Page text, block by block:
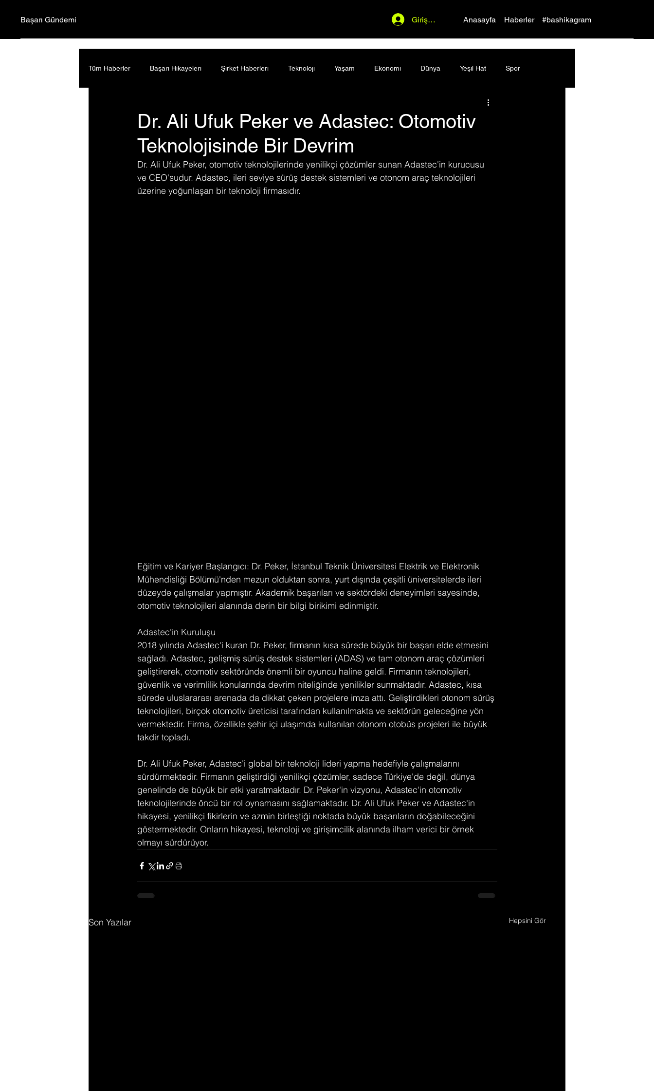
Başarı Gündemi Anasayfa Haberler #bashikagram
Giriş Yap
Tüm Haberler Başarı Hikayeleri Şirket Haberleri Teknoloji Yaşam Ekonomi Dünya Yeşil Hat Spor
Dr. Ali Ufuk Peker ve Adastec: Otomotiv
Teknolojisinde Bir Devrim
Dr. Ali Ufuk Peker, otomotiv teknolojilerinde yenilikçi çözümler sunan Adastec'in kurucusu
ve CEO'sudur. Adastec, ileri seviye sürüş destek sistemleri ve otonom araç teknolojileri
üzerine yoğunlaşan bir teknoloji firmasıdır.
Eğitim ve Kariyer Başlangıcı: Dr. Peker, İstanbul Teknik Üniversitesi Elektrik ve Elektronik
Mühendisliği Bölümü'nden mezun olduktan sonra, yurt dışında çeşitli üniversitelerde ileri
düzeyde çalışmalar yapmıştır. Akademik başarıları ve sektördeki deneyimleri sayesinde,
otomotiv teknolojileri alanında derin bir bilgi birikimi edinmiştir.
Adastec'in Kuruluşu
2018 yılında Adastec'i kuran Dr. Peker, firmanın kısa sürede büyük bir başarı elde etmesini
sağladı. Adastec, gelişmiş sürüş destek sistemleri (ADAS) ve tam otonom araç çözümleri
geliştirerek, otomotiv sektöründe önemli bir oyuncu haline geldi. Firmanın teknolojileri,
güvenlik ve verimlilik konularında devrim niteliğinde yenilikler sunmaktadır. Adastec, kısa
sürede uluslararası arenada da dikkat çeken projelere imza attı. Geliştirdikleri otonom sürüş
teknolojileri, birçok otomotiv üreticisi tarafından kullanılmakta ve sektörün geleceğine yön
vermektedir. Firma, özellikle şehir içi ulaşımda kullanılan otonom otobüs projeleri ile büyük
takdir topladı.
Dr. Ali Ufuk Peker, Adastec'i global bir teknoloji lideri yapma hedefiyle çalışmalarını
sürdürmektedir. Firmanın geliştirdiği yenilikçi çözümler, sadece Türkiye'de değil, dünya
genelinde de büyük bir etki yaratmaktadır. Dr. Peker'in vizyonu, Adastec'in otomotiv
teknolojilerinde öncü bir rol oynamasını sağlamaktadır. Dr. Ali Ufuk Peker ve Adastec'in
hikayesi, yenilikçi fikirlerin ve azmin birleştiği noktada büyük başarıların doğabileceğini
göstermektedir. Onların hikayesi, teknoloji ve girişimcilik alanında ilham verici bir örnek
olmayı sürdürüyor.
Son Yazılar Hepsini Gör